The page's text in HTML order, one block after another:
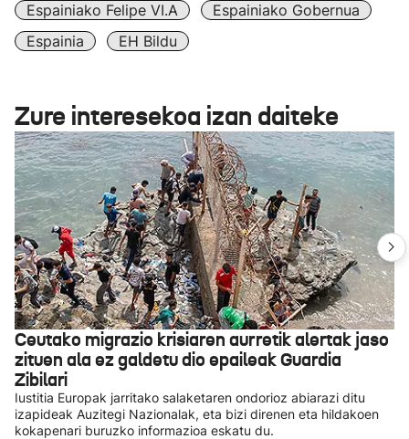
Espainiako Felipe VI.a
Espainiako Gobernua
Espainia
EH Bildu
Zure interesekoa izan daiteke
Ceutako migrazio krisiaren aurretik alertak jaso
zituen ala ez galdetu dio epaileak Guardia
Zibilari
Iustitia Europak jarritako salaketaren ondorioz abiarazi ditu
izapideak Auzitegi Nazionalak, eta bizi direnen eta hildakoen
kokapenari buruzko informazioa eskatu du.